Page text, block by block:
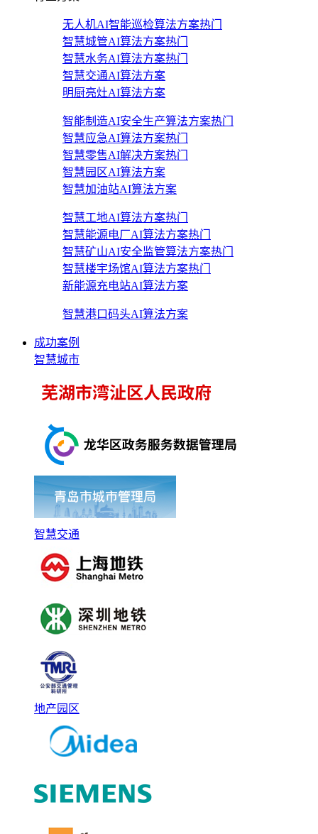
无人机AI智能巡检算法方案热门
智慧城管AI算法方案热门
智慧水务AI算法方案热门
智慧交通AI算法方案
明厨亮灶AI算法方案
智能制造AI安全生产算法方案热门
智慧应急AI算法方案热门
智慧零售AI解决方案热门
智慧园区AI算法方案
智慧加油站AI算法方案
智慧工地AI算法方案热门
智慧能源电厂AI算法方案热门
智慧矿山AI安全监管算法方案热门
智慧楼宇场馆AI算法方案热门
新能源充电站AI算法方案
智慧港口码头AI算法方案
成功案例
智慧城市
智慧交通
地产园区